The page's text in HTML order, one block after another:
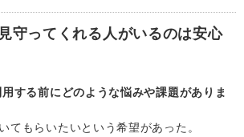
守ってくれる人がいるのは安心
する前にどのような悩みや課題がありま
てもらいたいという希望があった。